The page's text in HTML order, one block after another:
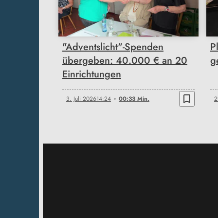
00:33
"Adventslicht"-Spenden
übergeben: 40.000 € an 20
Einrichtungen
3. Juli 202614:24 00:33 Min. bookmark_border